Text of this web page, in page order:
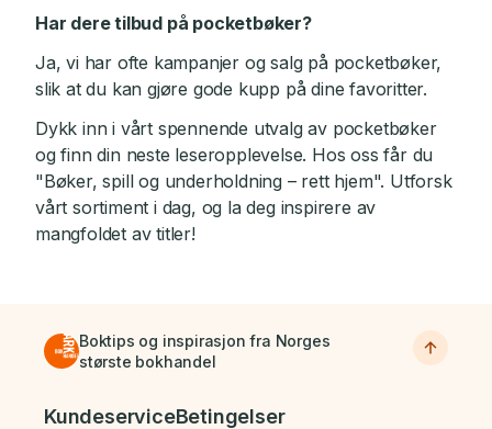
Har dere tilbud på pocketbøker?
Ja, vi har ofte kampanjer og salg på pocketbøker,
slik at du kan gjøre gode kupp på dine favoritter.
Dykk inn i vårt spennende utvalg av pocketbøker
og finn din neste leseropplevelse. Hos oss får du
"Bøker, spill og underholdning – rett hjem". Utforsk
vårt sortiment i dag, og la deg inspirere av
mangfoldet av titler!
Boktips og inspirasjon fra Norges
største bokhandel
Bunnmeny
KundeserviceBetingelser